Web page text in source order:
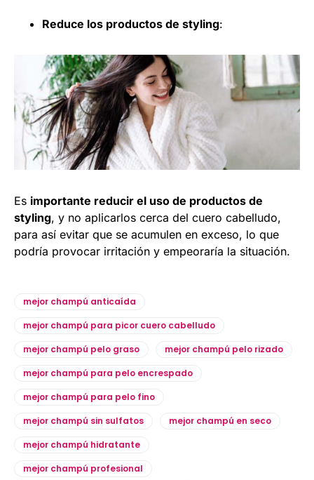
Reduce los productos de styling:
Es importante reducir el uso de productos de
styling, y no aplicarlos cerca del cuero cabelludo,
para así evitar que se acumulen en exceso, lo que
podría provocar irritación y empeoraría la situación.
mejor champú anticaída
mejor champú para picor cuero cabelludo
mejor champú pelo graso
mejor champú pelo rizado
mejor champú para pelo encrespado
mejor champú para pelo fino
mejor champú sin sulfatos
mejor champú en seco
mejor champú hidratante
mejor champú profesional